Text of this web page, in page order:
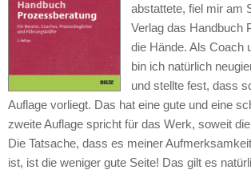
abstattete, fiel mir am
Verlag das Handbuch
die Hände. Als Coach
bin ich natürlich
und stellte fest, dass
Auflage vorliegt. Das hat eine gute und eine
zweite Auflage spricht für das Werk, soweit
Die Tatsache, dass es meiner
ist, ist die weniger gute Seite! Das gilt es